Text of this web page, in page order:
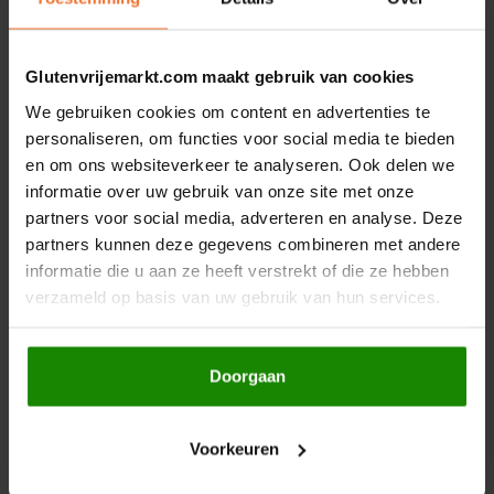
Glutenvrijemarkt.com maakt gebruik van cookies
We gebruiken cookies om content en advertenties te
personaliseren, om functies voor social media te bieden
en om ons websiteverkeer te analyseren. Ook delen we
informatie over uw gebruik van onze site met onze
partners voor social media, adverteren en analyse. Deze
partners kunnen deze gegevens combineren met andere
informatie die u aan ze heeft verstrekt of die ze hebben
verzameld op basis van uw gebruik van hun services.
Doorgaan
Voorkeuren
Le pain des Fleurs
Lima
Lisa's Choice
Mixwell
Nairn's
Nakd
Reacties
De cakemix was de beste ooit! Heb nog geen goede vervanger
gevonden. Wat waren de ingrediënten? Erg jammer dat dat Lieke is
vrij van gestopt is!
Tanja 2 SEP 2022
Oh nee, jullie quinoa haver brood is het enige echt lekkere
glutenvrij brood… heel jammer. Al idee voor vervanger?
Heb je daar ook een vervanger voor ?